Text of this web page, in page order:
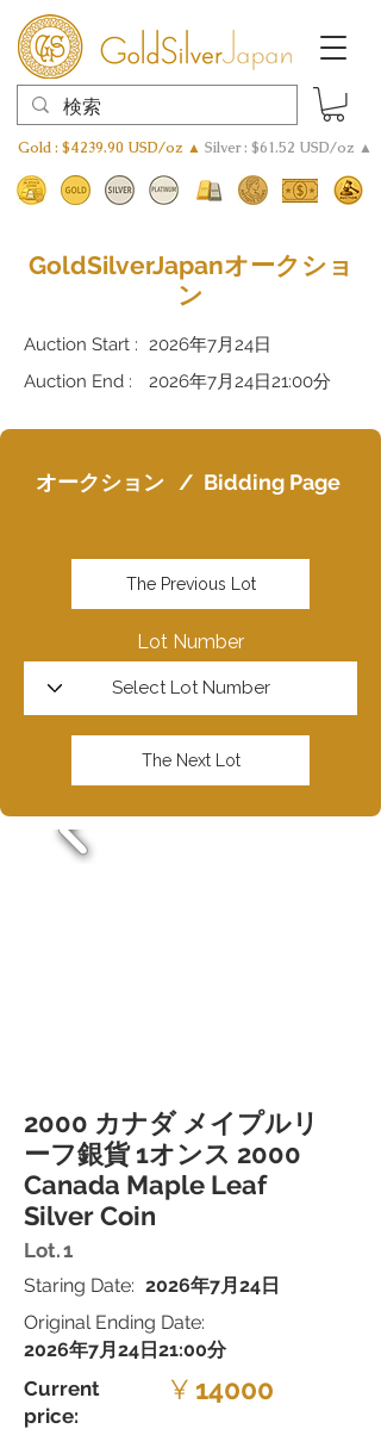
Gold : $4239.90 USD/oz ▲ Silver : $61.52 USD/oz ▲
GoldSilverJapanオークショ
ン
Auction Start :
2026年7月24日
Auction End :
2026年7月24日21:00分
オークション / Bidding Page
The Previous Lot
Lot Number
The Next Lot
2000 カナダ メイプルリ
ーフ銀貨 1オンス 2000
Canada Maple Leaf
Silver Coin
Lot.1
Staring Date: 2026年7月24日
Original Ending Date:
2026年7月24日21:00分
Current
price:
¥ 14000